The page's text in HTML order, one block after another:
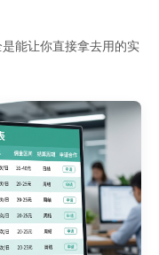
能让你直接拿去用的实